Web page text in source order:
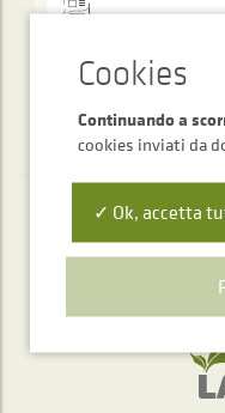
+34
Continuando a
cookies inviati da
✓ Ok, accetta